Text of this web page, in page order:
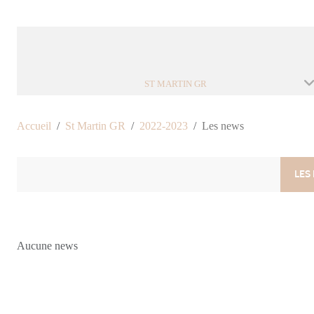
ST MARTIN GR
Accueil St Martin GR 2022-2023 Les news
LES
Aucune news